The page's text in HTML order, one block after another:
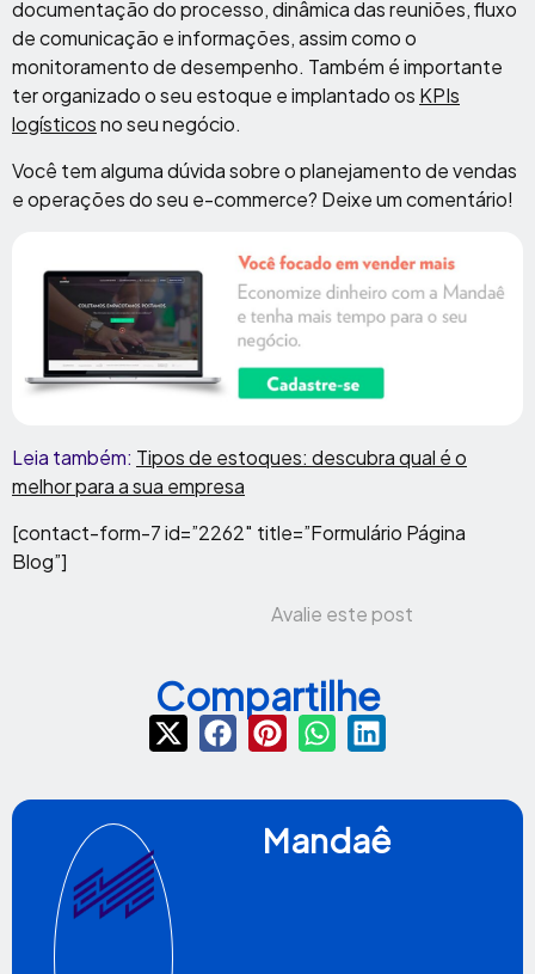
documentação do processo, dinâmica das reuniões, fluxo
de comunicação e informações, assim como o
monitoramento de desempenho. Também é importante
ter organizado o seu estoque e implantado os KPIs
logísticosno seu negócio.
Você tem alguma dúvida sobre o planejamento de vendas
e operações do seu e-commerce? Deixe um comentário!
Leia também: Tipos de estoques: descubra qual é o
melhor para a sua empresa
[contact-form-7 id=”2262″ title=”Formulário Página
Blog”]
Avalie este post
Compartilhe
Mandaê